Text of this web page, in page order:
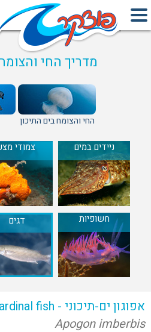
מדריך החי
החי והצומח בים התיכון
ניידים במים צמודי
חשופיות דגים
אפוגון ים-תיכוני - Cardinal fish
Apogon imberbis